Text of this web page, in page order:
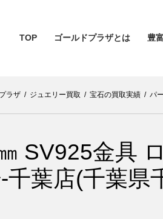
TOP ゴールドプラザとは 豊
ラザ / ジュエリー買取 / 宝石の買取実績 / パ
SV925金具
千葉店(千葉県